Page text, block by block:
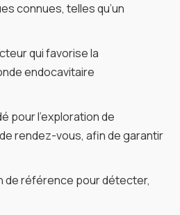
connues, telles qu’un
qui favorise la
endocavitaire
pour l’exploration de
rendez-vous, afin de garantir
de référence pour détecter,